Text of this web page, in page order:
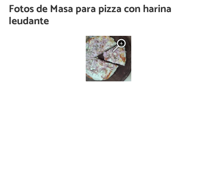
Fotos de Masa para pizza con harina
leudante